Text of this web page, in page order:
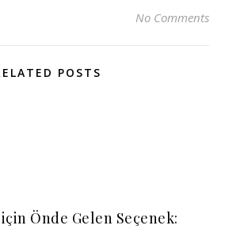
No Comments
POSTS
için Önde Gelen Seçenek: